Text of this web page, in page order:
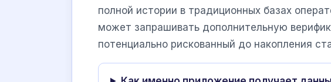
полной истории в традиционных базах
может запрашивать дополнительную
потенциально рискованный до накопления